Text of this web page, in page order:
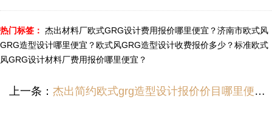
热门标签： 杰出材料厂欧式GRG设计费用报价哪里便宜？济南市欧式风
GRG造型设计哪里便宜？欧式风GRG造型设计收费报价多少？标准欧式
风GRG设计材料厂费用报价哪里便宜？
上一条： 杰出简约欧式grg造型设计报价价目哪里便宜？